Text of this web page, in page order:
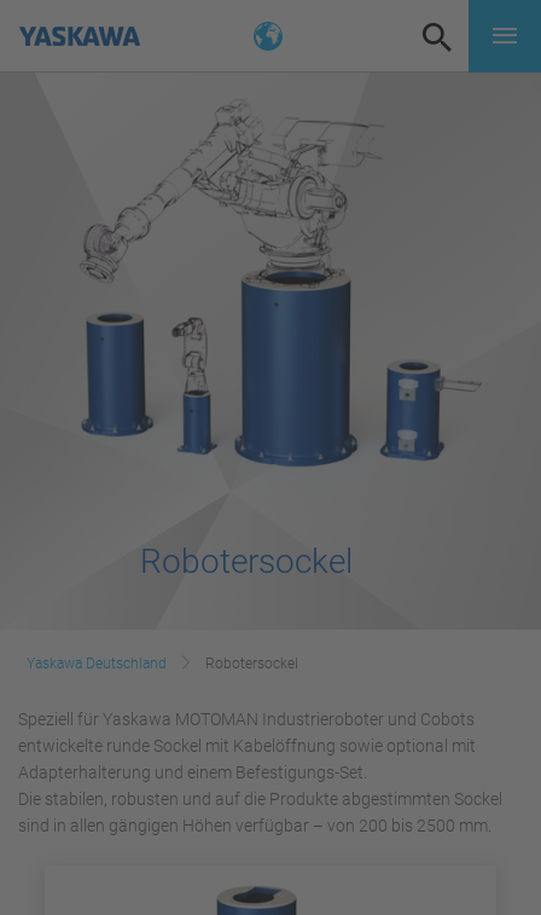
Robotersockel
Yaskawa Deutschland Robotersockel
Speziell für Yaskawa MOTOMAN Industrieroboter und Cobots
entwickelte runde Sockel mit Kabelöffnung sowie optional mit
Adapterhalterung und einem Befestigungs-Set.
Die stabilen, robusten und auf die Produkte abgestimmten Sockel
sind in allen gängigen Höhen verfügbar – von 200 bis 2500 mm.